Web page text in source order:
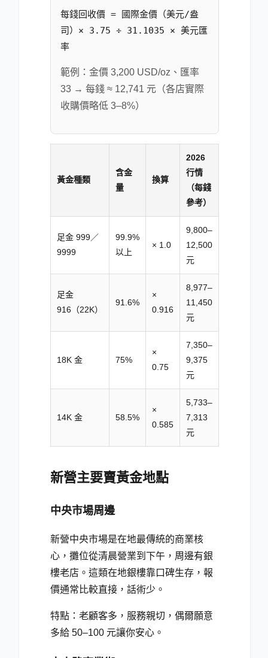
每錢回收價 = 國際金價（美元/盎
司）× 3.75 ÷ 31.1035 × 美元匯
率
範例：金價 3,200 USD/oz、匯率
33 → 每錢 ≈ 12,741 元（各店實際
收購價略低 3–8%）
黃金種類
含金
量
換算
2026
行情
（每錢
參考）
足金 999／
9999
99.9%
以上
× 1.0
9,800–
12,500
元
足金
916（22K）
91.6%
×
0.916
8,977–
11,450
元
18K 金 75%
×
0.75
7,350–
9,375
元
14K 金 58.5%
×
0.585
5,733–
7,313
元
新營主要賣黃金地點
中央市場周邊
新營中央市場是在地最傳統的商業核
心，攤位從清晨營業到下午，周邊有銀
樓老店。這類在地銀樓靠口碑生存，報
價通常比較直接，話術少。
特點：老顧客多，服務親切，偶爾願意
多給 50–100 元讓你安心。